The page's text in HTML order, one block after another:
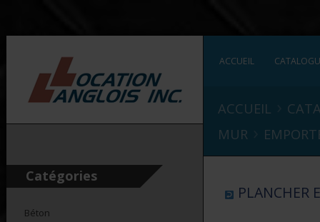
Catégories
Béton
ACCUEIL
ACCUEIL
MUR
PLANCHER